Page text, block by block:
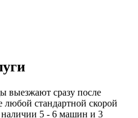
выезжают сразу после
стандартной скорой
5 - 6 машин и 3